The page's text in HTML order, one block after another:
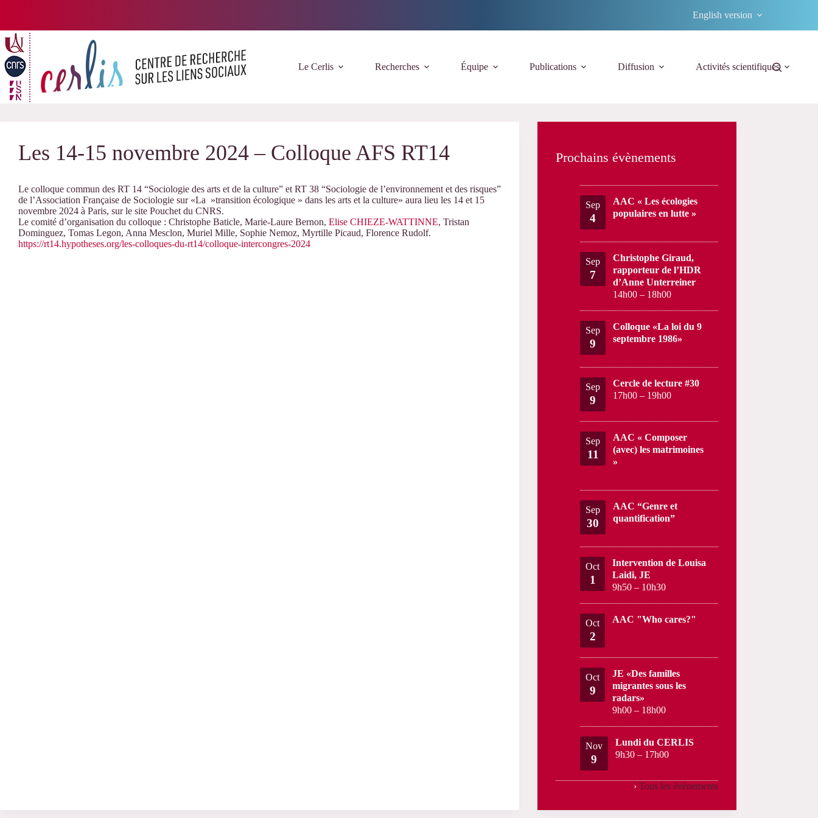
English version
Le Cerlis Recherches Équipe Publications Diffusion Activités scientifiques
Les 14-15 novembre 2024 – Colloque AFS RT14
Le colloque commun des RT 14 “Sociologie des arts et de la culture” et RT 38 “Sociologie de l’environnement et des risques”
de l’Association Française de Sociologie sur «La »transition écologique » dans les arts et la culture» aura lieu les 14 et 15
novembre 2024 à Paris, sur le site Pouchet du CNRS.
Le comité d’organisation du colloque : Christophe Baticle, Marie-Laure Bernon, Elise CHIEZE-WATTINNE, Tristan
Dominguez, Tomas Legon, Anna Mesclon, Muriel Mille, Sophie Nemoz, Myrtille Picaud, Florence Rudolf.
https://rt14.hypotheses.org/les-colloques-du-rt14/colloque-intercongres-2024
Prochains évènements
Sep
4
AAC « Les écologies
populaires en lutte »
Sep
7
Christophe Giraud,
rapporteur de l’HDR
d’Anne Unterreiner
14h00 – 18h00
Sep
9
Colloque «La loi du 9
septembre 1986»
Sep
9
Cercle de lecture #30
17h00 – 19h00
Sep
11
AAC « Composer
(avec) les matrimoines
»
Sep
30
AAC “Genre et
quantification”
Oct
1
Intervention de Louisa
Laidi, JE
9h50 – 10h30
Oct
2
AAC "Who cares?"
Oct
9
JE «Des familles
migrantes sous les
radars»
9h00 – 18h00
Nov
9
Lundi du CERLIS
9h30 – 17h00
› Tous les évènements